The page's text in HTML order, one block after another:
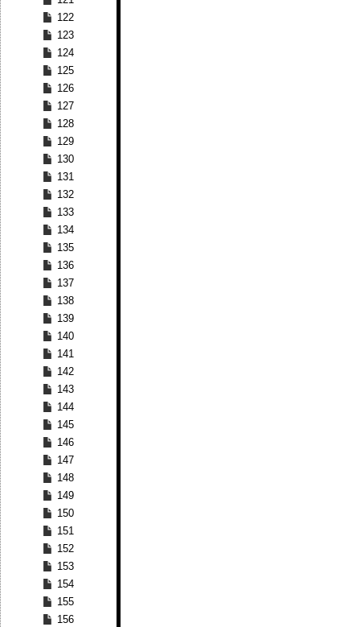
122
123
124
125
126
127
128
129
130
131
132
133
134
135
136
137
138
139
140
141
142
143
144
145
146
147
148
149
150
151
152
153
154
155
156